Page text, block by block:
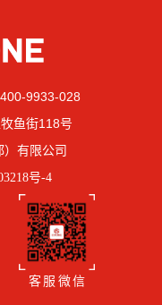
9933-028
鱼街118号
有限公司
号-4
客 服 微 信